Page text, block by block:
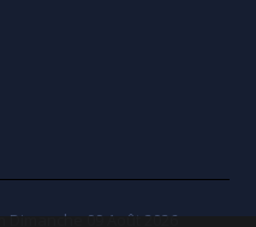
Dimanche 09 Août 2026